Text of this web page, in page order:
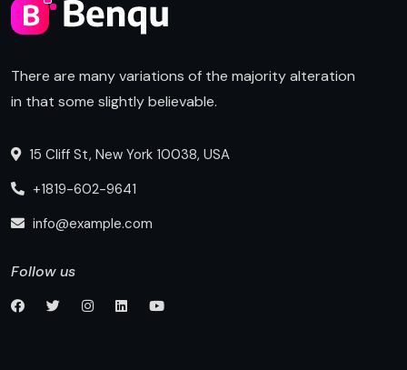
There are many variations of the majority alteration
in that some slightly believable.
15 Cliff St, New York 10038, USA
+1819-602-9641
info@example.com
Follow us